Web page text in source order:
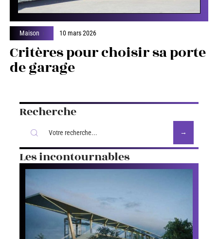
Maison 10 mars 2026
Critères pour choisir sa porte
de garage
Recherche
Les incontournables